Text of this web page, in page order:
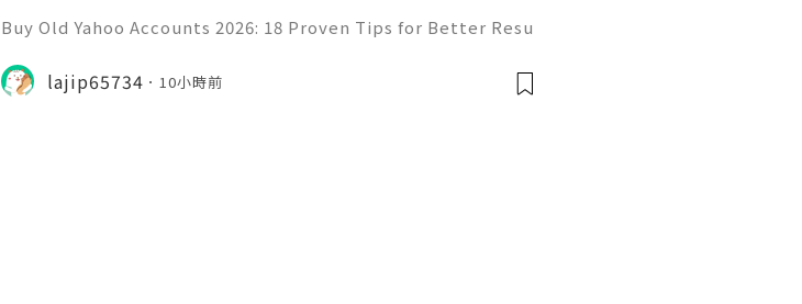
Buy Old Yahoo Accounts 2026: 18 Proven Tips for Better Resu
messages, professional communication, freelancing, online
projects, subscriptio
lajip65734 10小時前